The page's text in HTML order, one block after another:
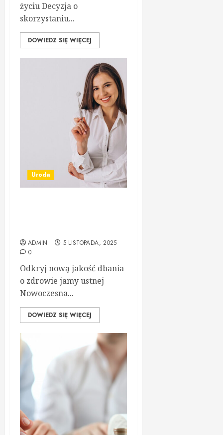
życiu Decyzja o
skorzystaniu...
DOWIEDZ SIĘ WIĘCEJ
Uroda
ADMIN
5 LISTOPADA, 2025
0
Odkryj nową jakość dbania
o zdrowie jamy ustnej
Nowoczesna...
DOWIEDZ SIĘ WIĘCEJ